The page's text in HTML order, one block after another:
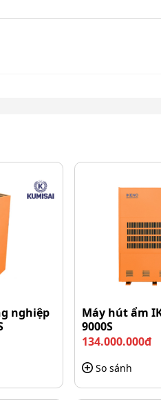
nghiệp
Máy hút ẩm
9000S
134.000.000đ
So sánh